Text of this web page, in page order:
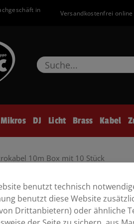
in Versandkostenfrei
Mikros DJ Licht Brass Kabel
10m Box mit 10 Stück
EBU Mikrokabel 10m Box mit
benutzt technisch
benutzt diese Website
Drittanbietern) oder ähnliche